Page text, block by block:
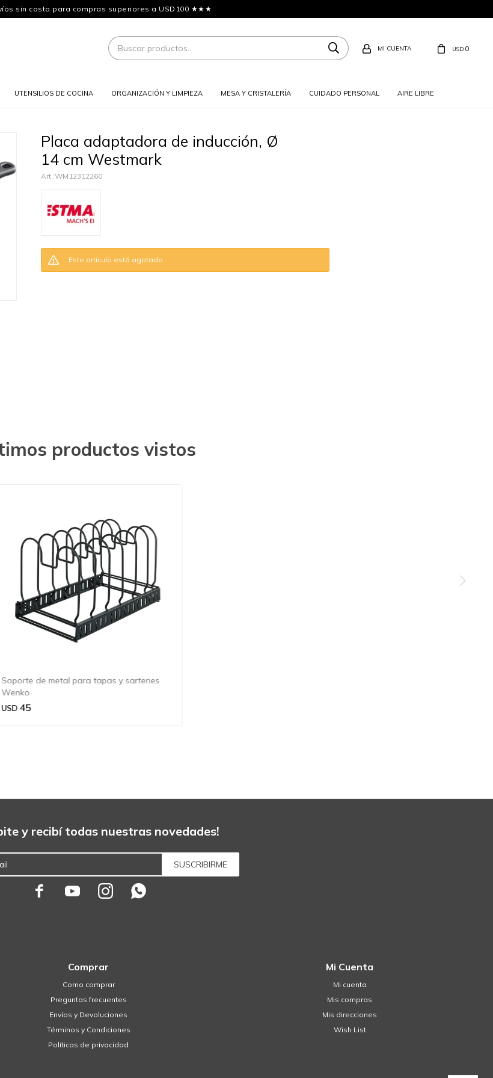
sin costo para compras superiores a USD100 ★★★
UTENSILIOS DE COCINA ORGANIZACIÓN Y LIMPIEZA MESA Y CRISTALERÍA CUIDADO PERSONAL AIRE LIBRE
USD 0
Placa adaptadora de inducción, Ø
14 cm Westmark
WM12312260
Este artículo está agotado.
productos vistos
Soporte de metal para tapas y sartenes
Wenko
USD 45
Comprar
Como comprar
Preguntas frecuentes
Envíos y Devoluciones
Términos y Condiciones
Políticas de privacidad
Mi Cuenta
Mi cuenta
Mis compras
Mis direcciones
Wish List
y recibí todas nuestras novedades!
SUSCRIBIRME
   